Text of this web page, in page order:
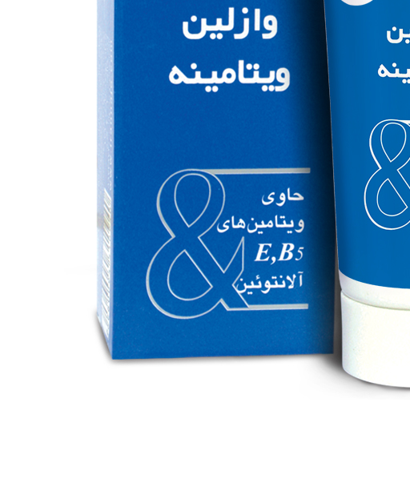
بزرگنمایی توضیحات بیشتر